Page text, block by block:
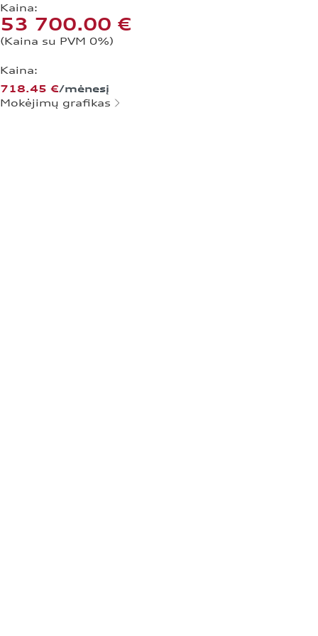
Kaina:
53 700.00 €
(Kaina su PVM 0%)
Kaina:
718.45 €/mėnesį
Mokėjimų grafikas